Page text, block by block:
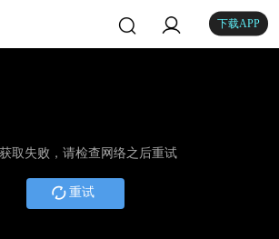
下载APP
取失败，请检查网络之后重试
重试